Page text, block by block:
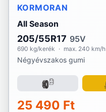
KORMORAN
All Season
205/55R17 95V
690 kg/kerék · max. 240 km/h
Négyévszakos gumi
25 490 Ft